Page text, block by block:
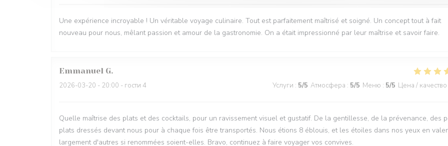
Une expérience incroyable ! Un véritable voyage culinaire. Tout est parfaitement maîtrisé et soigné. Un concept tout à fait
nouveau pour nous, mêlant passion et amour de la gastronomie. On a était impressionné par leur maîtrise et savoir faire.
Emmanuel G
2026-03-20 - 20:00 - гости 4 Услуги : 5/5 Атмосфера : 5/5 Меню : 5/5 Цена / качество
Quelle maîtrise des plats et des cocktails, pour un ravissement visuel et gustatif. De la gentillesse, de la prévenance, des
plats dressés devant nous pour à chaque fois être transportés. Nous étions 8 éblouis, et les étoiles dans nos yeux en
largement d'autres si renommées soient-elles. Bravo, continuez à faire voyager vos convives.